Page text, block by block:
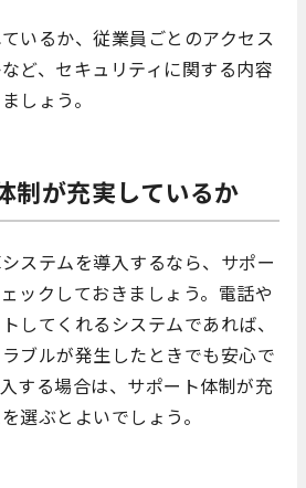
いるか、従業員ごとのアクセス
ど、セキュリティに関する内容
しょう。
制が充実しているか
ステムを導入するなら、サポー
ックしておきましょう。電話や
してくれるシステムであれば、
ブルが発生したときでも安心で
する場合は、サポート体制が充
選ぶとよいでしょう。